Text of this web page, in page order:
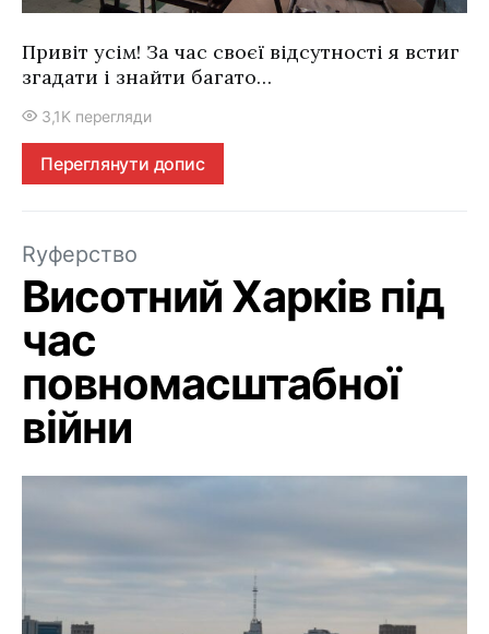
Привіт усім! За час своєї відсутності я встиг
згадати і знайти багато…
3,1K перегляди
Переглянути допис
Rуферство
Висотний Харків під
час
повномасштабної
війни